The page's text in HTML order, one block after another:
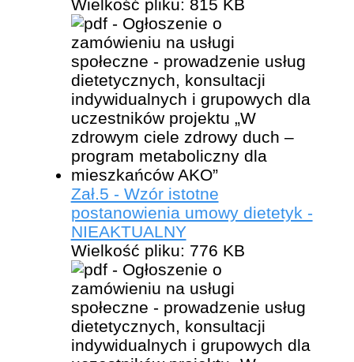
Wielkość pliku: 815 KB
Zał.5 - Wzór istotne
postanowienia umowy dietetyk -
NIEAKTUALNY
Wielkość pliku: 776 KB